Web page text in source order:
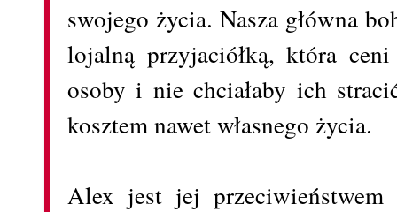
swojego życia. Nasza główna
lojalną przyjaciółką, która
osoby i nie chciałaby ich
kosztem nawet własnego życia.
Alex jest jej